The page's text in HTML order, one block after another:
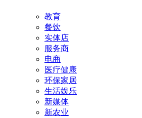
教育
餐饮
实体店
服务商
电商
医疗健康
环保家居
生活娱乐
新媒体
新农业